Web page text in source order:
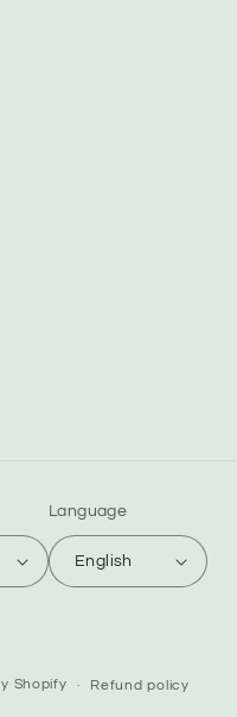
Language
English
Shopify Refund policy